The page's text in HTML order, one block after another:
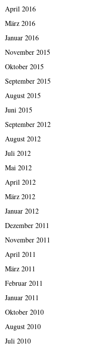
April 2016
März 2016
Januar 2016
November 2015
Oktober 2015
September 2015
August 2015
Juni 2015
September 2012
August 2012
Juli 2012
Mai 2012
April 2012
März 2012
Januar 2012
Dezember 2011
November 2011
April 2011
März 2011
Februar 2011
Januar 2011
Oktober 2010
August 2010
Juli 2010